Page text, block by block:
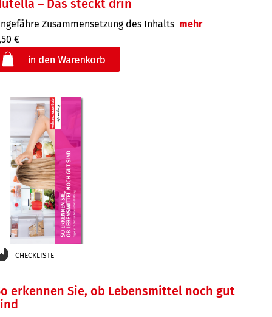
– Das steckt drin
Zusammensetzung des Inhalts mehr
€
CHECKLISTE
erkennen Sie, ob Lebensmittel noch gut